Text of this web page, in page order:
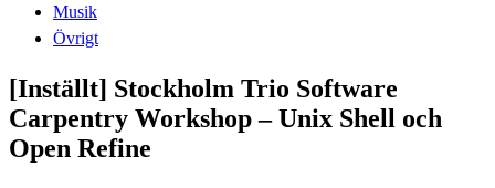
Musik
Övrigt
[Inställt] Stockholm Trio Software
Carpentry Workshop – Unix Shell och
Open Refine